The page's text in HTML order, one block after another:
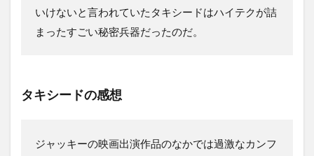
いけないと言われていたタキシードはハイテクが詰
まったすごい秘密兵器だったのだ。
タキシードの感想
ジャッキーの映画出演作品のなかでは過激なカンフ